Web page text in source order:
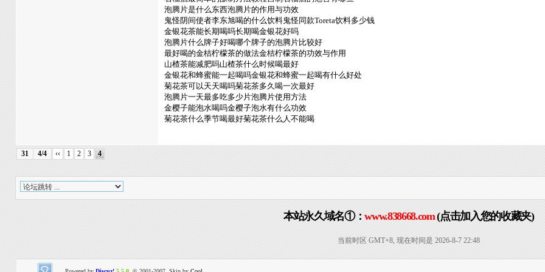
泡腾片是什么东西泡腾片的作用与功效
鬼怪阴间使者李东旭喝的什么饮料鬼怪同款Toreta饮料多少钱
金银花茶能长期喝吗长期喝金银花好吗
泡腾片什么牌子好喝哪个牌子的泡腾片比较好
最好喝的金桔柠檬茶的做法金桔柠檬茶的功效与作用
山楂茶能减肥吗山楂茶什么时候喝最好
金银花和蜂蜜能一起喝吗金银花和蜂蜜一起喝有什么好处
菊花茶可以天天喝吗菊花茶多久喝一次最好
泡腾片一天最多吃多少片泡腾片使用方法
金樱子能泡水喝吗金樱子泡水有什么功效
菊花茶什么季节喝最好菊花茶什么人不能喝
31 4/4 ‹‹ 1 2 3 4
本站永久域名①：www.838668.com(点击加入您的收藏夹)
当前时区 GMT+8, 现在时间是 2026-8-7 22:48